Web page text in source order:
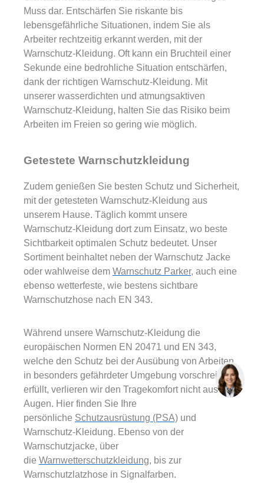
Muss dar. Entschärfen Sie riskante bis
lebensgefährliche Situationen, indem Sie als
Arbeiter rechtzeitig erkannt werden, mit der
Warnschutz-Kleidung. Oft kann ein Bruchteil einer
Sekunde eine bedrohliche Situation entschärfen,
dank der richtigen Warnschutz-Kleidung. Mit
unserer wasserdichten und atmungsaktiven
Warnschutz-Kleidung, halten Sie das Risiko beim
Arbeiten im Freien so gering wie möglich.
Getestete Warnschutzkleidung
Zudem genießen Sie besten Schutz und Sicherheit,
mit der getesteten Warnschutz-Kleidung aus
unserem Hause. Täglich kommt unsere
Warnschutz-Kleidung dort zum Einsatz, wo beste
Sichtbarkeit optimalen Schutz bedeutet. Unser
Sortiment beinhaltet neben der Warnschutz Jacke
oder wahlweise dem Warnschutz Parker, auch eine
ebenso wetterfeste, wie bestens sichtbare
Warnschutzhose nach EN 343.
Während unsere Warnschutz-Kleidung die
europäischen Normen EN 20471 und EN 343,
welche den Schutz bei der Ausübung von Arbeiten
in besonders gefährdeter Umgebung vorschreiben
erfüllt, verlieren wir den Tragekomfort nicht aus den
Augen. Hier finden Sie Ihre
persönliche Schutzausrüstung (PSA) und
Warnschutz-Kleidung. Ebenso von der
Warnschutzjacke, über
die Warnwetterschutzkleidung, bis zur
Warnschutzlatzhose in Signalfarben.